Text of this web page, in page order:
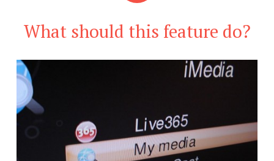
What should this feature do?